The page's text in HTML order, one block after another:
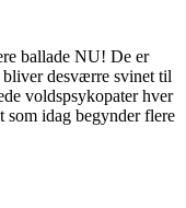
ballade NU! De er
desværre svinet til
voldspsykopater hver
som idag begynder flere